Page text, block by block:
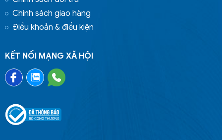
Chính sách giao hàng
Điều khoản & điều kiện
KẾT NỐI MẠNG XÃ HỘI